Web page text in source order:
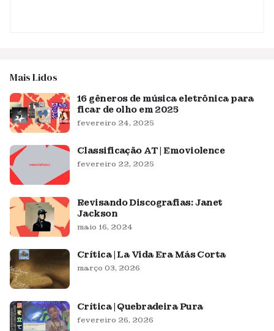
Mais Lidos
16 gêneros de música eletrônica para
ficar de olho em 2025
fevereiro 24, 2025
Classificação AT | Emoviolence
fevereiro 22, 2025
Revisando Discografias: Janet
Jackson
maio 16, 2024
Crítica | La Vida Era Más Corta
março 03, 2026
Crítica | Quebradeira Pura
fevereiro 26, 2026